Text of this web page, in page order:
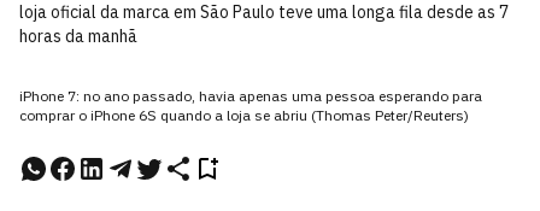
loja oficial da marca em São Paulo teve uma longa fila desde as 7
horas da manhã
iPhone 7: no ano passado, havia apenas uma pessoa esperando para
comprar o iPhone 6S quando a loja se abriu (Thomas Peter/Reuters)